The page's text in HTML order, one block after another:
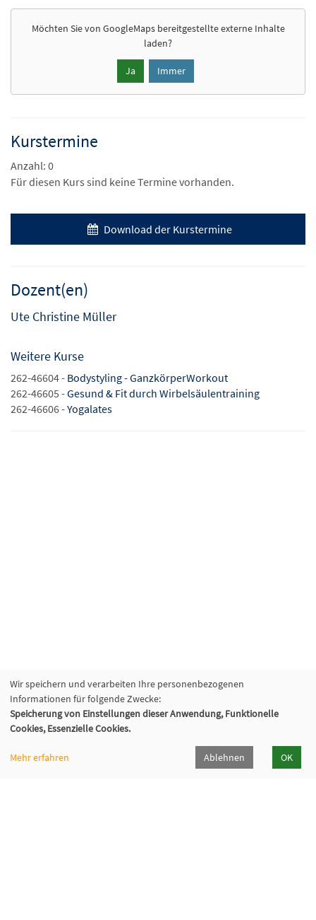
Möchten Sie von GoogleMapsbereitgestellte externe Inhalte
laden?
Ja Immer
Kurstermine
Anzahl: 0
Für diesen Kurs sind keine Termine vorhanden.
Download der Kurstermine
Dozent(en)
Ute Christine Müller
Weitere Kurse
262-46604 - Bodystyling - GanzkörperWorkout
262-46605 -Gesund & Fit durch Wirbelsäulentraining
262-46606 -Yogalates
Wir speichern und verarbeiten Ihre personenbezogenen
Informationen für folgende Zwecke:
Speicherung von Einstellungen dieser Anwendung, Funktionelle
Cookies, Essenzielle Cookies.
Mehr erfahren Ablehnen OK